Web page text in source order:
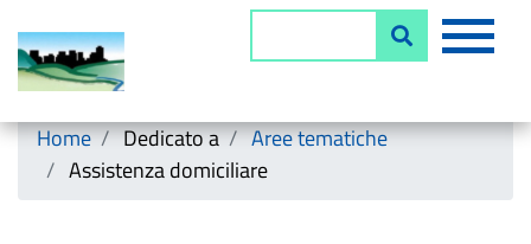
Salta
Horizontal menu
Home Dedicato a
Aree tematiche
Assistenza domiciliare